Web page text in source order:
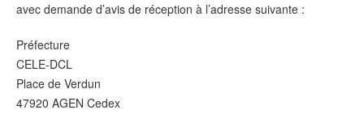
avec demande d’avis de réception à l’adresse suivante :
Préfecture
CELE-DCL
Place de Verdun
47920 AGEN Cedex